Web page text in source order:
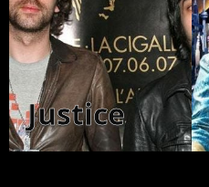
Justice